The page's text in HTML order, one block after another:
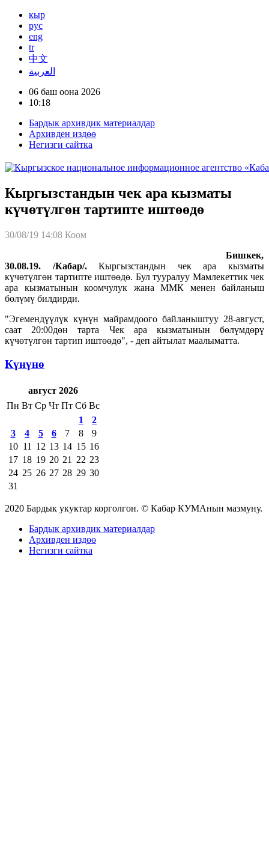
кыр
рус
eng
tr
中文
العربية
06 баш оона 2026
10:18
Бардык архивдик материалдар
Архивден издөө
Негизги сайтка
Кыргызстандын чек ара кызматы
күчөтүлгөн тартипте иштөөдө
30/08/19 14:08 Коом
Бишкек,
30.08.19. /Кабар/.Кыргызстандын чек ара кызматы
күчөтүлгөн тартипте иштөөдө. Бул тууралуу Мамлекеттик чек
ара кызматынын коомчулук жана ММК менен байланыш
бөлүмү билдирди.
"Эгемендүүлүк күнүн майрамдоого байланыштуу 28-август,
саат 20:00дөн тарта Чек ара кызматынын бөлүмдөрү
күчөтүлгөн тартип иштөөдө", - деп айтылат маалыматта.
Күнүнө
август 2026
Пн Вт Ср Чт Пт Сб Вс
1
2
3
4 5 6 7 8
9
10 11 12 13 14 15 16
17 18 19 20 21 22 23
24 25 26 27 28 29 30
31
2020 Бардык укуктар корголгон. © Кабар КУМАнын мазмуну.
Бардык архивдик материалдар
Архивден издөө
Негизги сайтка